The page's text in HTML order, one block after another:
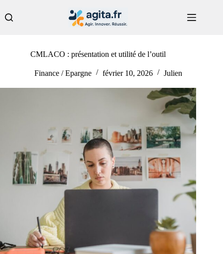
au
contenu
CMLACO : présentation et utilité de l’outil
Finance / Epargne février 10, 2026 Julien